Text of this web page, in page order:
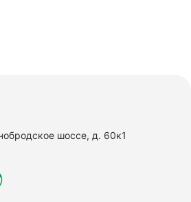
шоссе, д. 60к1